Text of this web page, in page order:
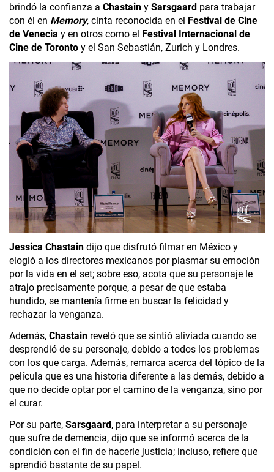
brindó la confianza a Chastain y Sarsgaard para trabajar
con él en Memory, cinta reconocida en el Festival de Cine
de Venecia y en otros como el Festival Internacional de
Cine de Toronto y el San Sebastián, Zurich y Londres.
Jessica Chastain dijo que disfrutó filmar en México y
elogió a los directores mexicanos por plasmar su emoción
por la vida en el set; sobre eso, acota que su personaje le
atrajo precisamente porque, a pesar de que estaba
hundido, se mantenía firme en buscar la felicidad y
rechazar la venganza.
Además, Chastain reveló que se sintió aliviada cuando se
desprendió de su personaje, debido a todos los problemas
con los que carga. Además, remarca acerca del tópico de la
película que es una historia diferente a las demás, debido a
que no decide optar por el camino de la venganza, sino por
el curar.
Por su parte, Sarsgaard , para interpretar a su personaje
que sufre de demencia, dijo que se informó acerca de la
condición con el fin de hacerle justicia; incluso, refiere que
aprendió bastante de su papel.